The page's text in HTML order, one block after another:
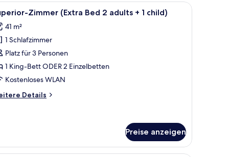
einem Fernseher, einem Schreibtisch mit Stuhl, einem kleinen Tisch mit
Ein Hotelzimmer mit einem großen Bett,
6 Zimmer (Extra Bed 2 adults + 1 child)
41 m²
1 Schlafzimmer
Platz für 3 Personen
1 King-Bett ODER 2 Einzelbetten
Kostenloses WLAN
Details
Preise anzeigen